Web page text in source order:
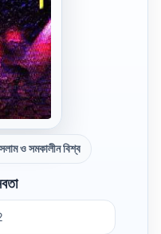
ও সমকালীন বিশ্ব